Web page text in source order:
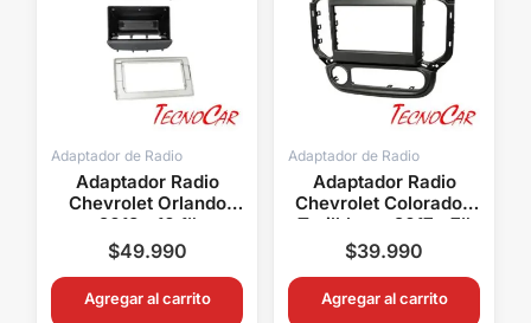
Adaptador de Radio
Adaptador Radio
Chevrolet Orlando
2018+ 10.1″
Connection ACH-
050T
$49.990
Agregar al carrito
Adaptador de Radio
Adaptador Radio
Chevrolet Colorado /
Trailblazer 2017+ 7″
Connection ACH-027
$39.990
Agregar al carrito